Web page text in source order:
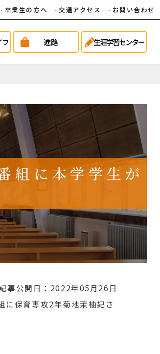
卒業生の方へ 交通アクセス お問い合わせ
フ 進路 生涯学習センター
組に本学学生が
事公開日：2022年05月26日
に保育専攻2年菊地茉柚妃さ